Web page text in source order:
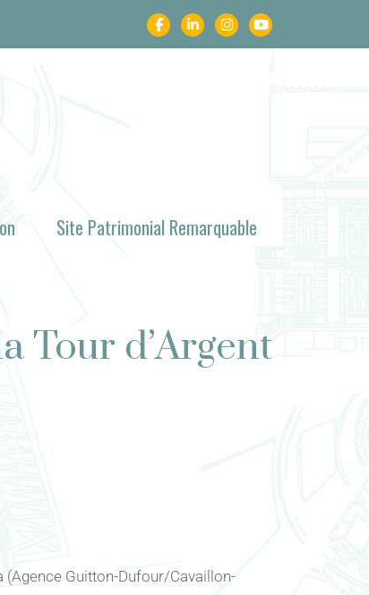
Site Patrimonial Remarquable
Tour d’Argent
(Agence Guitton-Dufour/Cavaillon-